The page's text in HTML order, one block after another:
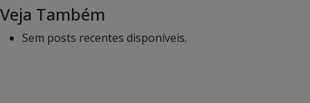
Veja Também
Sem posts recentes disponíveis.